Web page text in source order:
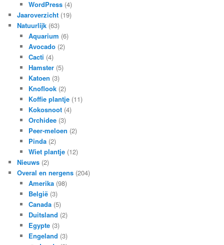
WordPress(4)
Jaaroverzicht (19)
Natuurlijk (63)
Aquarium (6)
Avocado(2)
Cacti (4)
Hamster(5)
Katoen (3)
Knoflook(2)
Koffie plantje(11)
Kokosnoot(4)
Orchidee(3)
Peer-meloen (2)
Pinda(2)
Wiet plantje(12)
Nieuws (2)
Overal en nergens (204)
Amerika(98)
België(3)
Canada(5)
Duitsland (2)
Egypte(3)
Engeland (3)